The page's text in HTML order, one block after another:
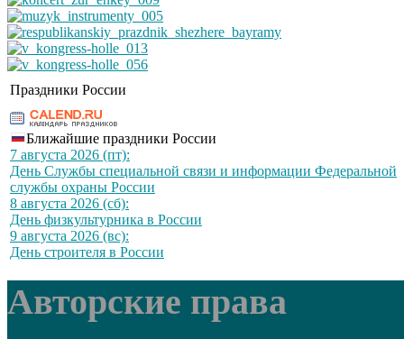
Праздники России
Ближайшие праздники России
7 августа 2026 (пт):
День Службы специальной связи и информации Федеральной
службы охраны России
8 августа 2026 (сб):
День физкультурника в России
9 августа 2026 (вс):
День строителя в России
Авторские права